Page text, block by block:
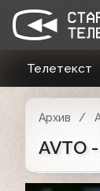
Телетекст
Архив
AVTO